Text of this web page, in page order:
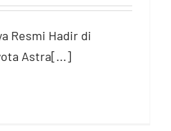
Resmi Hadir di
Astra[...]